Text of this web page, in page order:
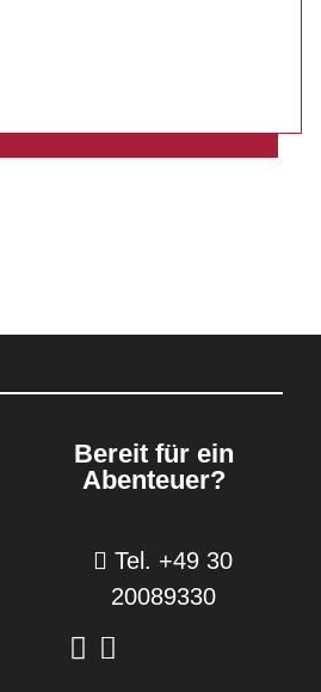
Bereit für ein
Abenteuer?
Tel. +49 30
20089330